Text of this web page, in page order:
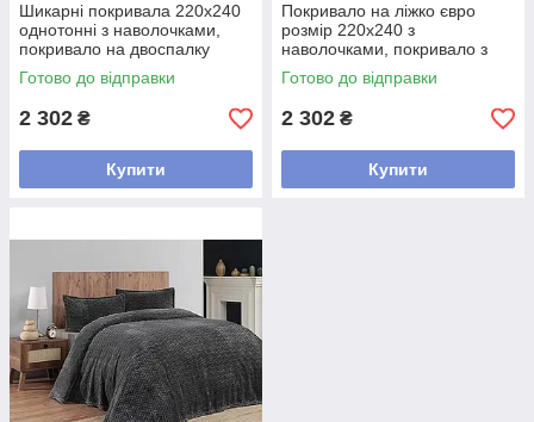
Шикарні покривала 220х240
однотонні з наволочками,
покривало на двоспалку
Фіолетовий
Готово до відправки
2 302 ₴
Купити
Покривало на ліжко євро
розмір 220х240 з
наволочками, покривало з
прострочкою на двохспалку
Світло сірий
Готово до відправки
2 302 ₴
Купити